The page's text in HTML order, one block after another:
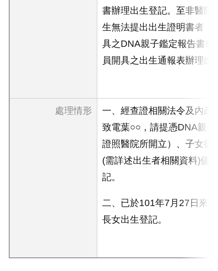
書辦理出生登記。至非醫院
生無法提出出生證明書者，
具之DNA親子鑑定報告書或
員開具之出生通報表辦理出
處理情形
一、經查證相關法令及內政
致電葉○○，請提憑DNA親
證照醫院所開立）、子女從
(需詳述出生者相關資料)儘
記。
二、已於101年7月27日來
長女出生登記。